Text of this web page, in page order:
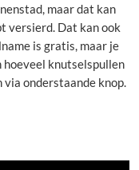
maar dat kan
versierd. Dat kan ook
is gratis, maar je
hoeveel knutselspullen
onderstaande knop.